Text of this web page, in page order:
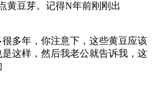
黄豆芽。记得N年前刚刚出
多年，你注意下，这些黄豆应该
这样，然后我老公就告诉我，这